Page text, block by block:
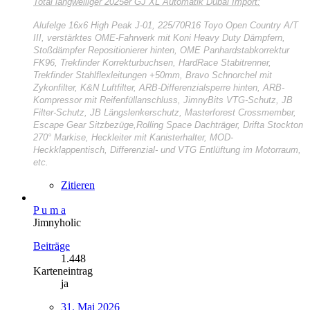
Alufelge 16x6 High Peak J-01, 225/70R16 Toyo Open Country A/T
III, verstärktes OME-Fahrwerk mit Koni Heavy Duty Dämpfern,
Stoßdämpfer Repositionierer hinten, OME Panhardstabkorrektur
FK96, Trekfinder Korrekturbuchsen, HardRace Stabitrenner,
Trekfinder Stahlflexleitungen +50mm, Bravo Schnorchel mit
Zykonfilter, K&N Luftfilter, ARB-Differenzialsperre hinten, ARB-
Kompressor mit Reifenfüllanschluss, JimnyBits VTG-Schutz, JB
Filter-Schutz, JB Längslenkerschutz, Masterforest Crossmember,
Escape Gear Sitzbezüge,Rolling Space Dachträger, Drifta Stockton
270° Markise, Heckleiter mit Kanisterhalter, MOD-
Heckklappentisch, Differenzial- und VTG Entlüftung im Motorraum,
etc.
Zitieren
P u m a
Jimnyholic
Beiträge
1.448
Karteneintrag
ja
31. Mai 2026